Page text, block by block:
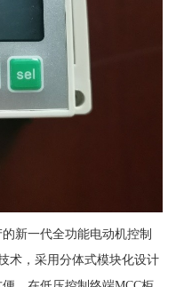
新一代全功能电动机控制
术，采用分体式模块化设计